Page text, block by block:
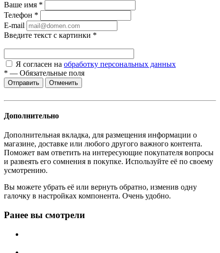
Ваше имя *
Телефон *
E-mail
Введите текст с картинки *
Я согласен на обработку персональных данных
* — Обязательные поля
Отменить
Дополнительно
Дополнительная вкладка, для размещения информации о
магазине, доставке или любого другого важного контента.
Поможет вам ответить на интересующие покупателя вопросы
и развеять его сомнения в покупке. Используйте её по своему
усмотрению.
Вы можете убрать её или вернуть обратно, изменив одну
галочку в настройках компонента. Очень удобно.
Ранее вы смотрели